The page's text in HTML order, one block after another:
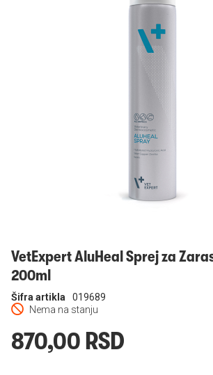
VetExpert AluHeal Sprej za
200ml
Nema na stanju
Šifra artikla 019689
870,00 RSD